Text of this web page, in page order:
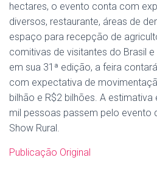
hectares, o evento conta com
diversos, restaurante, áreas de
espaço para recepção de
comitivas de visitantes do Brasil
em sua 31ª edição, a feira
com expectativa de
bilhão e R$2 bilhões. A
mil pessoas passem pelo evento
Show Rural.
Publicação Original